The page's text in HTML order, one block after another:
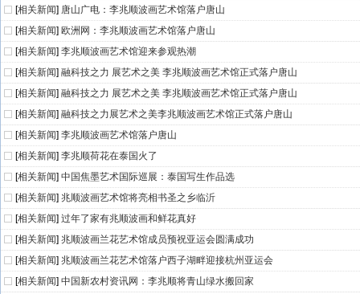
[相关新闻] 唐山广电：李兆顺波画艺术馆落户唐山
[相关新闻] 欧洲网：李兆顺波画艺术馆落户唐山
[相关新闻] 李兆顺波画艺术馆迎来参观热潮
[相关新闻] 融科技之力 展艺术之美 李兆顺波画艺术馆正式落户唐山
[相关新闻] 融科技之力 展艺术之美 李兆顺波画艺术馆正式落户唐山
[相关新闻] 融科技之力展艺术之美李兆顺波画艺术馆正式落户唐山
[相关新闻] 李兆顺波画艺术馆落户唐山
[相关新闻] 李兆顺荷花在泰国火了
[相关新闻] 中国焦墨艺术国际巡展：泰国写生作品选
[相关新闻] 兆顺波画艺术馆将亮相书圣之乡临沂
[相关新闻] 过年了家有兆顺波画和鲜花真好
[相关新闻] 兆顺波画兰花艺术馆成员预祝亚运会圆满成功
[相关新闻] 兆顺波画兰花艺术馆落户西子湖畔迎接杭州亚运会
[相关新闻] 中国新农村资讯网：李兆顺将青山绿水搬回家